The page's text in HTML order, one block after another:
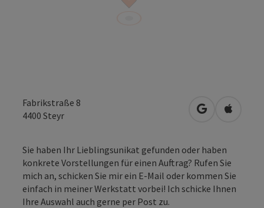
Fabrikstraße 8
4400 Steyr in Google
in
Sie haben Ihr Lieblingsunikat gefunden oder haben
konkrete Vorstellungen für einen Auftrag? Rufen Sie
mich an, schicken Sie mir ein E-Mail oder kommen Sie
einfach in meiner Werkstatt vorbei! Ich schicke Ihnen
Ihre Auswahl auch gerne per Post zu.